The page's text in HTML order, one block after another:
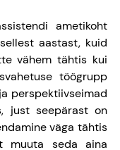
ametikoht
aastast, kuid
vähem tähtis kui
töögrupp
perspektiivseimad
just seepärast on
väga tähtis
muuta seda aina